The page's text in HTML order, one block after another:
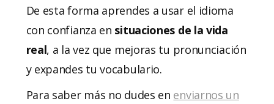
De esta forma aprendes a usar el idioma
con confianza en situaciones de la vida
real, a la vez que mejoras tu pronunciación
y expandes tu vocabulario.
Para saber más no dudes en enviarnos un